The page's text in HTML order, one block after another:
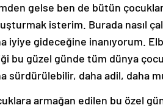
gelse ben de bütün
isterim. Burada nasıl
iyiye gideceğine inanıyorum.
bu güzel günde tüm dünya
sürdürülebilir, daha adil, daha
armağan edilen bu özel